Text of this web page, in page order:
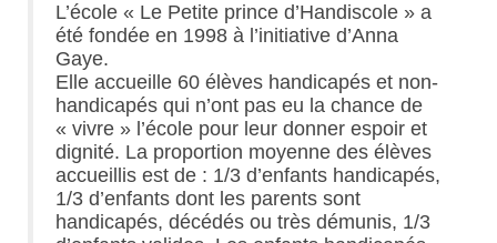
L’école « Le Petite prince d’Handiscole » a
été fondée en 1998 à l’initiative d’Anna
Gaye.
Elle accueille 60 élèves handicapés et non-
handicapés qui n’ont pas eu la chance de
« vivre » l’école pour leur donner espoir et
dignité. La proportion moyenne des élèves
accueillis est de : 1/3 d’enfants handicapés,
1/3 d’enfants dont les parents sont
handicapés, décédés ou très démunis, 1/3